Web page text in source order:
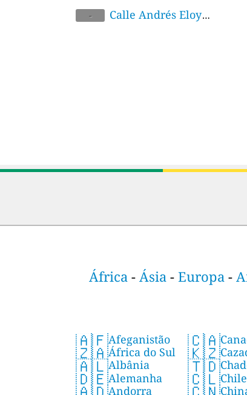
-
Calle Andrés Eloy
África- Ásia- Europa-
🇦🇫Afeganistão
🇿🇦África do Sul
🇦🇱Albânia
🇩🇪Alemanha
Andorra
🇨🇦
🇰🇿
🇹🇩
🇨🇱Chile